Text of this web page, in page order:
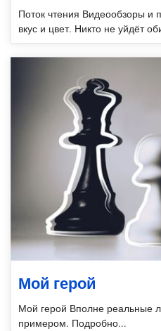
Поток чтения Видеообзоры и
вкус и цвет. Никто не уйдёт
Мой герой
Мой герой Вполне реальные
примером. Подробно...